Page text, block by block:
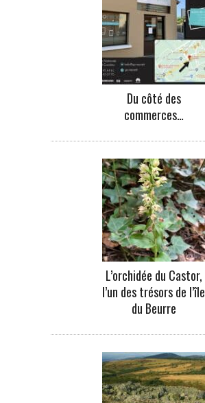
Du côté des
commerces…
L’orchidée du Castor,
l’un des trésors de l’île
du Beurre